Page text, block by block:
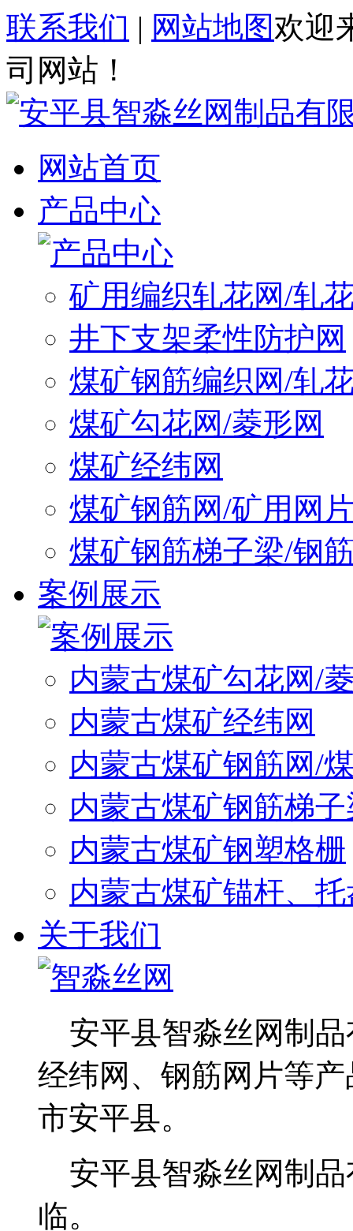
联系我们 | 网站地图欢迎
司网站！
网站首页
产品中心
矿用编织轧花网/轧
井下支架柔性防护网
煤矿钢筋编织网/轧
煤矿勾花网/菱形网
煤矿经纬网
煤矿钢筋网/矿用网
煤矿钢筋梯子梁/钢
案例展示
内蒙古煤矿勾花网/
内蒙古煤矿经纬网
内蒙古煤矿钢筋网/
内蒙古煤矿钢筋梯
内蒙古煤矿钢塑格栅
内蒙古煤矿锚杆、托
关于我们
安平县智淼丝网制品
经纬网、钢筋网片等
市安平县。
安平县智淼丝网制品
临。